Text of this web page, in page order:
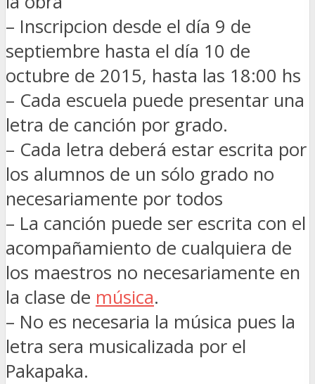
– Inscripcion desde el día 9 de
septiembre hasta el día 10 de
octubre de 2015, hasta las 18:00 hs
– Cada escuela puede presentar una
letra de canción por grado.
– Cada letra deberá estar escrita por
los alumnos de un sólo grado no
necesariamente por todos
– La canción puede ser escrita con el
acompañamiento de cualquiera de
los maestros no necesariamente en
la clase de música.
– No es necesaria la música pues la
letra sera musicalizada por el
Pakapaka.